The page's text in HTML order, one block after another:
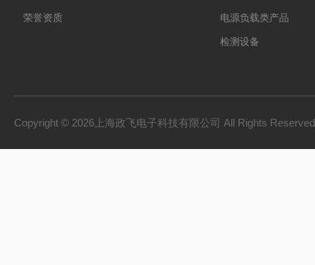
荣誉资质 电源负载类产品
检测设备
Copyright © 2026上海政飞电子科技有限公司 All Rights